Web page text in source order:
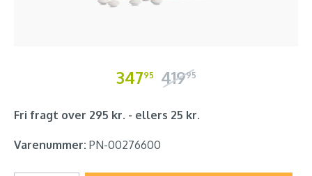
34795 41995
Fri fragt over 295 kr. - ellers 25 kr.
Varenummer: PN-00276600